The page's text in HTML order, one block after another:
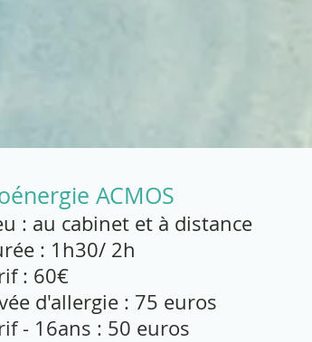
ACMOS
: au cabinet et à distance
: 1h30/ 2h
: 60€
d'allergie : 75 euros
- 16ans : 50 euros